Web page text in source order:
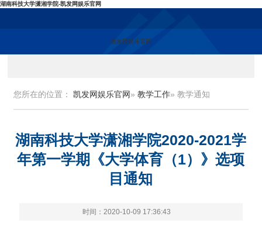
湖南科技大学潇湘学院-凯发网娱乐官网
凯发网娱乐官网
您所在的位置：凯发网娱乐官网»教学工作» 教学通知
湖南科技大学潇湘学院2020-2021学
年第一学期《大学体育（1）》选项
目通知
时间：2020-10-09 17:36:43